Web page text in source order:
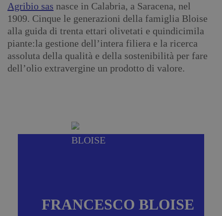
Agribio sas nasce in Calabria, a Saracena, nel
1909. Cinque le generazioni della famiglia Bloise
alla guida di trenta ettari olivetati e quindicimila
piante:la gestione dell’intera filiera e la ricerca
assoluta della qualità e della sostenibilità per fare
dell’olio extravergine un prodotto di valore.
FRANCESCO BLOISE